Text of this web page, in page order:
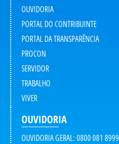
OUVIDORIA
PORTAL DO CONTRIBUINTE
PORTAL DA TRANSPARÊNCIA
PROCON
SERVIDOR
TRABALHO
VIVER
OUVIDORIA
OUVIDORIA GERAL: 0800 081 8999